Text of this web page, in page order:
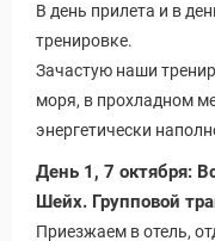
В день прилета и в
тренировке.
Зачастую наши
моря, в прохладном
энергетически
День 1, 7 октября:
Шейх. Групповой
Приезжаем в отель,